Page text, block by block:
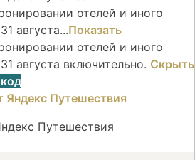
отелей и иного
августа...Показать
отелей и иного
августа включительно. Скрыть
Путешествия